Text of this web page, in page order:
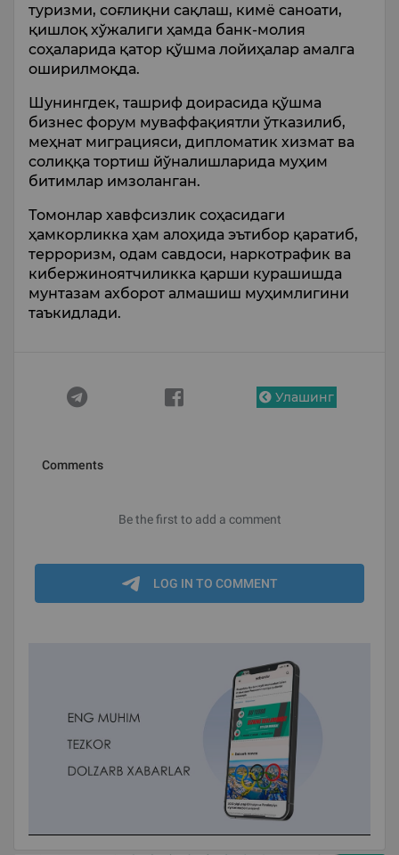
туризми, соғлиқни сақлаш, кимё саноати,
қишлоқ хўжалиги ҳамда банк-молия
соҳаларида қатор қўшма лойиҳалар амалга
оширилмоқда.
Шунингдек, ташриф доирасида қўшма
бизнес форум муваффақиятли ўтказилиб,
меҳнат миграцияси, дипломатик хизмат ва
солиққа тортиш йўналишларида муҳим
битимлар имзоланган.
Томонлар хавфсизлик соҳасидаги
ҳамкорликка ҳам алоҳида эътибор қаратиб,
терроризм, одам савдоси, наркотрафик ва
кибержиноятчиликка қарши курашишда
мунтазам ахборот алмашиш муҳимлигини
таъкидлади.
Улашинг